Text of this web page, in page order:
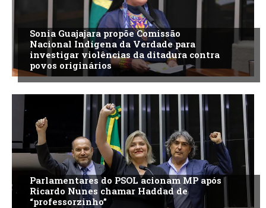
Sonia Guajajara propõe Comissão
Nacional Indígena da Verdade para
investigar violências da ditadura contra
povos originários
Parlamentares do PSOL acionam MP após
Ricardo Nunes chamar Haddad de
“professorzinho”